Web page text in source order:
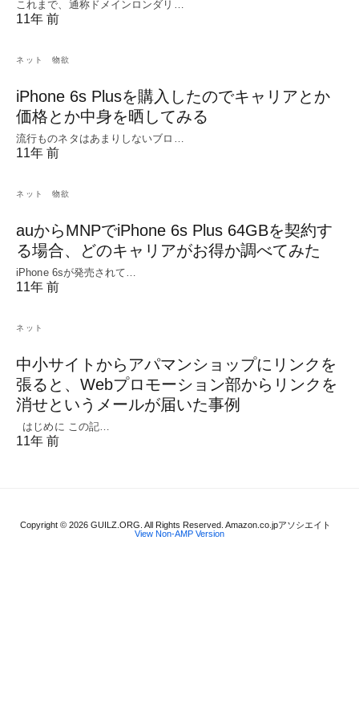
これまで、通称ドメインロンダリ…
11年 前
ネット 物欲
iPhone 6s Plusを購入したのでキャリアとか
価格とか中身を晒してみる
流行ものネタはあまりしないブロ…
11年 前
ネット 物欲
auからMNPでiPhone 6s Plus 64GBを契約す
る場合、どのキャリアがお得か調べてみた
iPhone 6sが発売されて…
11年 前
ネット
中小サイトからアパマンショップにリンクを
張ると、Webプロモーション部からリンクを
消せというメールが届いた事例
はじめに この記…
11年 前
Copyright © 2026 GUILZ.ORG. All Rights Reserved. Amazon.co.jpアソシエイト
View Non-AMP Version